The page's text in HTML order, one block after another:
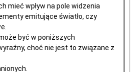
mieć wpływ na pole widzenia
emitujące światło, czy
być w poniższych
choć nie jest to związane z